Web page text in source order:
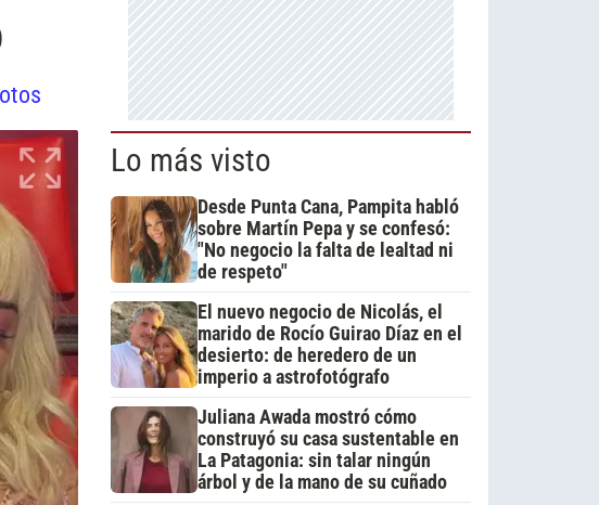
Lo más visto
Desde Punta Cana, Pampita habló
sobre Martín Pepa y se confesó:
"No negocio la falta de lealtad ni
de respeto"
El nuevo negocio de Nicolás, el
marido de Rocío Guirao Díaz en el
desierto: de heredero de un
imperio a astrofotógrafo
Juliana Awada mostró cómo
construyó su casa sustentable en
La Patagonia: sin talar ningún
árbol y de la mano de su cuñado